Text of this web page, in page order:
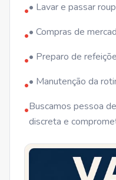
•• Lavar e passar
•• Compras de
•• Preparo de
•• Manutenção da
•Buscamos pessoa
discreta e